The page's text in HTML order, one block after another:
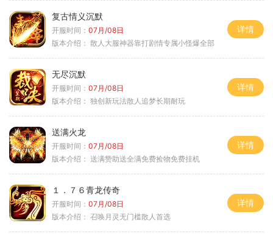
复古情义沉默
开服时间： 07月/08日
版本介绍： 散人大服神器靠打剧情专属小怪爆全部
详情
无尽沉默
开服时间： 07月/08日
版本介绍： 独创新玩法散人追梦长期耐玩
详情
送满火龙
开服时间： 07月/08日
版本介绍： 送满赞助送全满免费捡物免费挂机
详情
１．７６青龙传奇
开服时间： 07月/08日
版本介绍： 召唤月灵无门槛散人首选
详情